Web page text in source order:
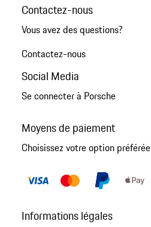
Contactez-nous
Vous avez des questions?
Contactez-nous
Social Media
Se connecter à Porsche
Moyens de paiement
Choisissez votre option préférée
Informations légales